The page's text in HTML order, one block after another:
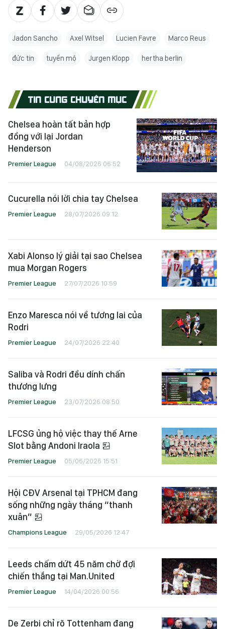
Jadon Sancho Axel Witsel Lucien Favre Marco Reus
đức tin tuyển mộ Jurgen Klopp hertha berlin
TIN CÙNG CHUYÊN MỤC
Chelsea hoàn tất bản hợp
đồng với lại Jordan
Henderson
Premier League 04/08/2026 06:52
Cucurella nói lời chia tay Chelsea
Premier League 28/07/2026 09:12
Xabi Alonso lý giải tại sao Chelsea
mua Morgan Rogers
Premier League 27/07/2026 10:59
Enzo Maresca nói về tương lai của
Rodri
Premier League 24/07/2026 22:40
Saliba và Rodri đều dính chấn
thương lưng
Premier League 23/07/2026 08:50
LFCSG ủng hộ việc thay thế Arne
Slot bằng Andoni Iraola
Premier League 05/06/2026 15:51
Hội CĐV Arsenal tại TPHCM đang
sống những ngày tháng “thanh
xuân”
Champions League 29/05/2026 12:47
Leeds chấm dứt 45 năm chờ đợi
chiến thắng tại Man.United
Premier League 14/04/2026 00:56
De Zerbi chỉ rõ Tottenham đang